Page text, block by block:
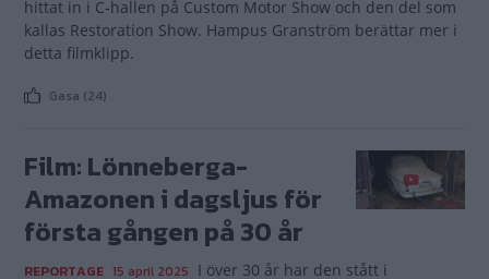
hittat in i C-hallen på Custom Motor Show och den del som
kallas Restoration Show. Hampus Granström berättar mer i
detta filmklipp.
Gasa (24)
Film: Lönneberga-
Amazonen i dagsljus för
första gången på 30 år
REPORTAGE 15 april 2025 I över 30 år har den stått i